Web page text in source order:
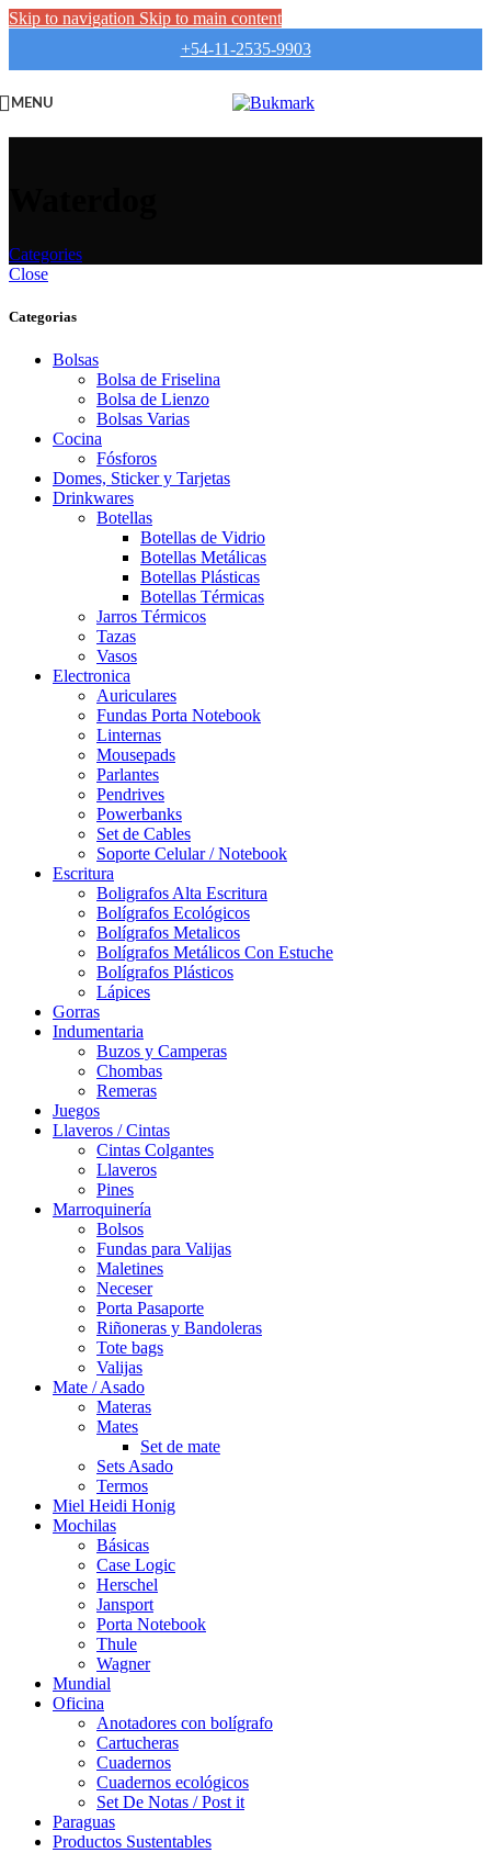
Skip to navigation Skip to main content
+54-11-2535-9903
MENU
Categories
Close
Categorias
Bolsas
Bolsa de Friselina
Bolsa de Lienzo
Bolsas Varias
Cocina
Fósforos
Domes, Sticker y Tarjetas
Drinkwares
Botellas
Botellas de Vidrio
Botellas Metálicas
Botellas Plásticas
Botellas Térmicas
Jarros Térmicos
Tazas
Vasos
Electronica
Auriculares
Fundas Porta Notebook
Linternas
Mousepads
Parlantes
Pendrives
Powerbanks
Set de Cables
Soporte Celular / Notebook
Escritura
Boligrafos Alta Escritura
Bolígrafos Ecológicos
Bolígrafos Metalicos
Bolígrafos Metálicos Con Estuche
Bolígrafos Plásticos
Lápices
Gorras
Indumentaria
Buzos y Camperas
Chombas
Remeras
Juegos
Llaveros / Cintas
Cintas Colgantes
Llaveros
Pines
Marroquinería
Bolsos
Fundas para Valijas
Maletines
Neceser
Porta Pasaporte
Riñoneras y Bandoleras
Tote bags
Valijas
Mate / Asado
Materas
Mates
Set de mate
Sets Asado
Termos
Miel Heidi Honig
Mochilas
Básicas
Case Logic
Herschel
Jansport
Porta Notebook
Thule
Wagner
Mundial
Oficina
Anotadores con bolígrafo
Cartucheras
Cuadernos
Cuadernos ecológicos
Set De Notas / Post it
Paraguas
Productos Sustentables